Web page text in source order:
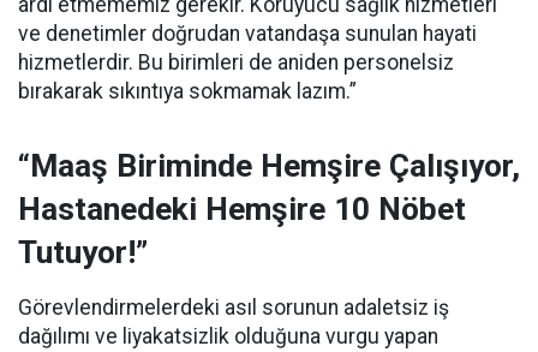
ardı etmememiz gerekir. Koruyucu sağlık hizmetleri
ve denetimler doğrudan vatandaşa sunulan hayati
hizmetlerdir. Bu birimleri de aniden personelsiz
bırakarak sıkıntıya sokmamak lazım.”
“Maaş Biriminde Hemşire Çalışıyor,
Hastanedeki Hemşire 10 Nöbet
Tutuyor!”
Görevlendirmelerdeki asıl sorunun adaletsiz iş
dağılımı ve liyakatsizlik olduğuna vurgu yapan